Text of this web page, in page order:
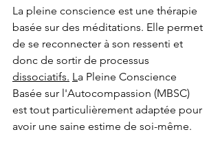
La pleine conscience est une thérapie
basée sur des méditations. Elle permet
de se reconnecter à son ressenti et
donc de sortir de processus
dissociatifs. La Pleine Conscience
Basée sur l'Autocompassion (MBSC)
est tout particulièrement adaptée pour
avoir une saine estime de soi-même.